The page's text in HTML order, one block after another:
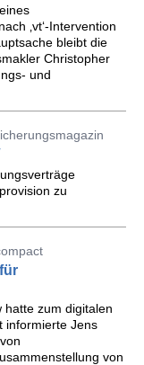
‚vt‘-Intervention
bleibt die
Christopher
und
zu
hatte zum digitalen
informierte Jens
von